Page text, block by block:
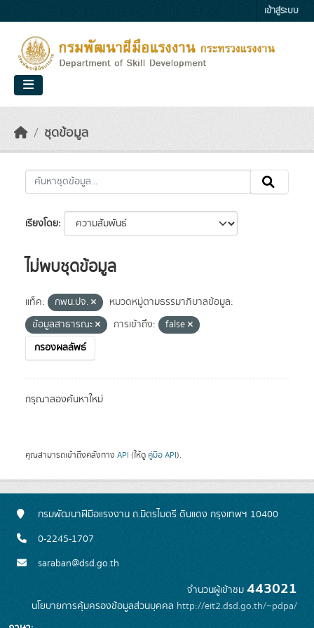
เข้าสู่ระบบ
ชุดข้อมูล
เรียงโดย
ไม่พบชุดข้อมูล
แท็ค: กพน.ปจ.
หมวดหมู่ตามธรรมาภิบาลข้อมูล:
ข้อมูลสาธารณะ
การเข้าถึง:
false
กรองผลลัพธ์
กรุณาลองค้นหาใหม่
คุณสามารถเข้าถึงคลังทาง API (ให้ดู คู่มือ API).
กรมพัฒนาฝีมือแรงงาน ถ.มิตรไมตรี ดินแดง กรุงเทพฯ 10400
0-2245-1707
saraban@dsd.go.th
จำนวนผู้เข้าชม 443021
นโยบายการคุ้มครองข้อมูลส่วนบุคคล http://eit2.dsd.go.th/~pdpa/